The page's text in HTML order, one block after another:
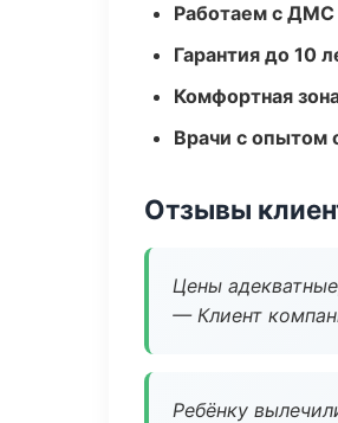
Работаем с ДМС
Гарантия до 10
Комфортная
Врачи с опытом
Отзывы
Цены
— Клиент
Ребёнку